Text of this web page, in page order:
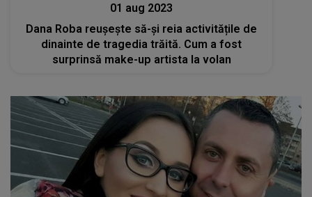
01 aug 2023
Dana Roba reușește să-și reia activitățile de
dinainte de tragedia trăită. Cum a fost
surprinsă make-up artista la volan